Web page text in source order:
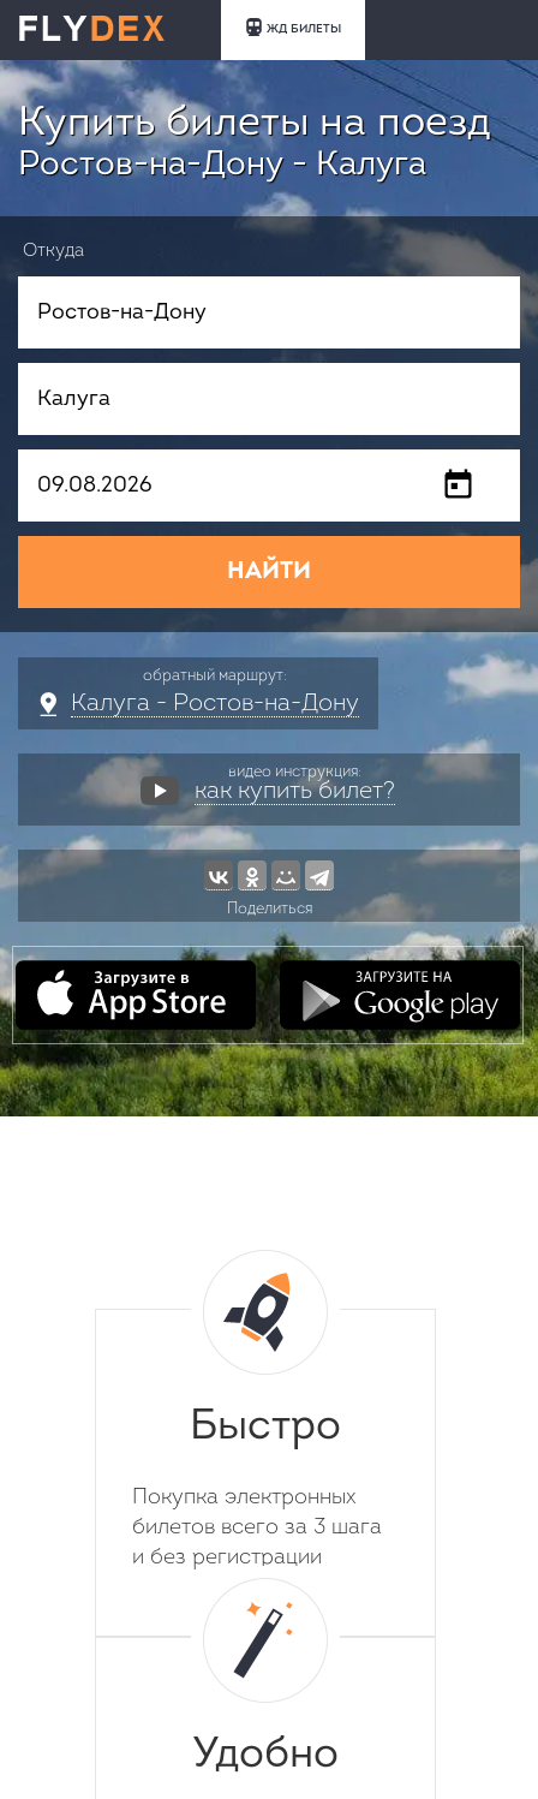
ЖД БИЛЕТЫ
Купить билеты на поезд
Ростов-на-Дону - Калуга
Откуда
НАЙТИ
обратный маршрут:
Калуга - Ростов-на-Дону
видео инструкция:
как купить билет?
Поделиться
Быстро
Покупка электронных
билетов всего за 3 шага
и без регистрации
Удобно